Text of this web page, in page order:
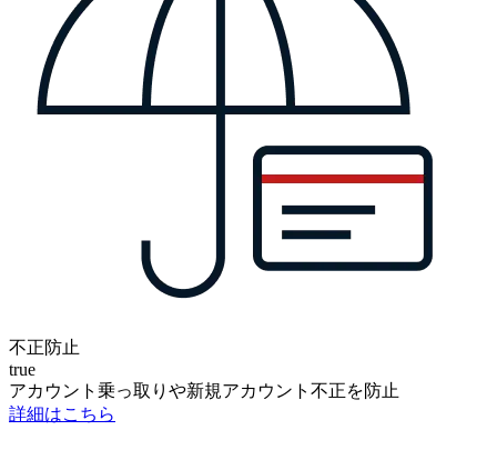
不正防止
true
アカウント乗っ取りや新規アカウント不正を防止
詳細はこちら